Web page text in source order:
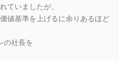
ていましたが、
値基準を上げるに余りあるほど
の社長を